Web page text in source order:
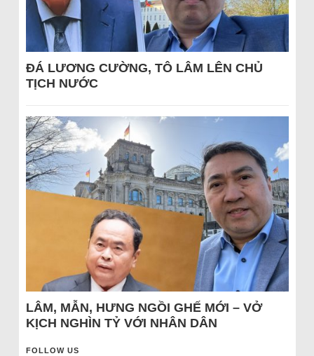
ĐÁ LƯƠNG CƯỜNG, TÔ LÂM LÊN CHỦ
TỊCH NƯỚC
LÂM, MẪN, HƯNG NGỒI GHẾ MỚI – VỞ
KỊCH NGHÌN TỶ VỚI NHÂN DÂN
FOLLOW US